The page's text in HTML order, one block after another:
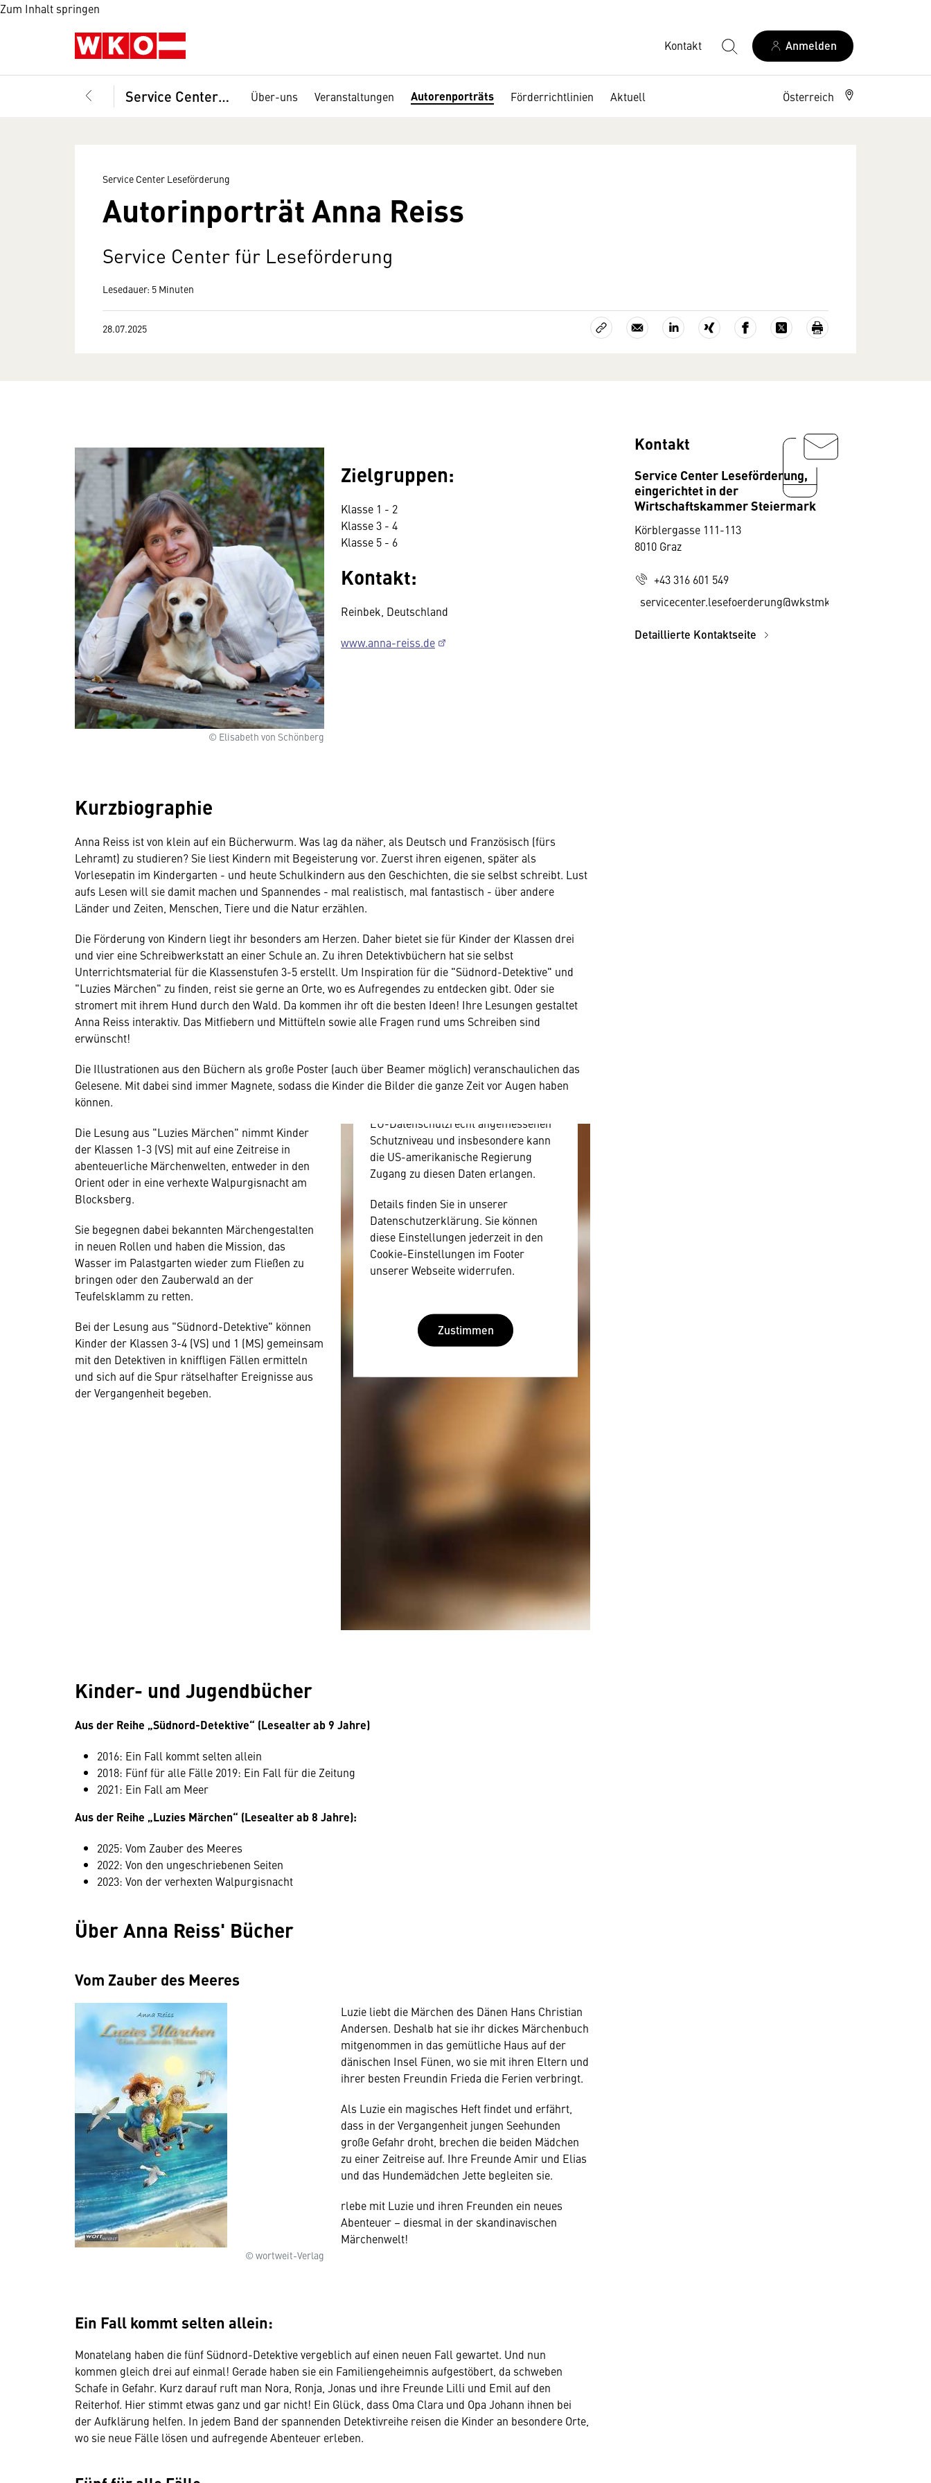
Zum Inhalt springen
Kontakt Anmelden
Service Center Leseförderung Über-uns Veranstaltungen Autorenporträts Förderrichtlinien Aktuell Österreich
Service Center Leseförderung
Autorinporträt Anna Reiss
Service Center für Leseförderung
Lesedauer: 5 Minuten
28.07.2025
© Elisabeth von Schönberg
Zielgruppen:
Klasse 1 - 2
Klasse 3 - 4
Klasse 5 - 6
Kontakt:
Reinbek, Deutschland
www.anna-reiss.de
Kurzbiographie
Anna Reiss ist von klein auf ein Bücherwurm. Was lag da näher, als Deutsch und Französisch (fürs
Lehramt) zu studieren? Sie liest Kindern mit Begeisterung vor. Zuerst ihren eigenen, später als
Vorlesepatin im Kindergarten - und heute Schulkindern aus den Geschichten, die sie selbst schreibt. Lust
aufs Lesen will sie damit machen und Spannendes - mal realistisch, mal fantastisch - über andere
Länder und Zeiten, Menschen, Tiere und die Natur erzählen.
Die Förderung von Kindern liegt ihr besonders am Herzen. Daher bietet sie für Kinder der Klassen drei
und vier eine Schreibwerkstatt an einer Schule an. Zu ihren Detektivbüchern hat sie selbst
Unterrichtsmaterial für die Klassenstufen 3-5 erstellt. Um Inspiration für die "Südnord-Detektive" und
"Luzies Märchen" zu finden, reist sie gerne an Orte, wo es Aufregendes zu entdecken gibt. Oder sie
stromert mit ihrem Hund durch den Wald. Da kommen ihr oft die besten Ideen! Ihre Lesungen gestaltet
Anna Reiss interaktiv. Das Mitfiebern und Mittüfteln sowie alle Fragen rund ums Schreiben sind
erwünscht!
Die Illustrationen aus den Büchern als große Poster (auch über Beamer möglich) veranschaulichen das
Gelesene. Mit dabei sind immer Magnete, sodass die Kinder die Bilder die ganze Zeit vor Augen haben
können.
Die Lesung aus "Luzies Märchen" nimmt Kinder
der Klassen 1-3 (VS) mit auf eine Zeitreise in
abenteuerliche Märchenwelten, entweder in den
Orient oder in eine verhexte Walpurgisnacht am
Blocksberg.
Sie begegnen dabei bekannten Märchengestalten
in neuen Rollen und haben die Mission, das
Wasser im Palastgarten wieder zum Fließen zu
bringen oder den Zauberwald an der
Teufelsklamm zu retten.
Bei der Lesung aus "Südnord-Detektive" können
Kinder der Klassen 3-4 (VS) und 1 (MS) gemeinsam
mit den Detektiven in kniffligen Fällen ermitteln
und sich auf die Spur rätselhafter Ereignisse aus
der Vergangenheit begeben.
Zustimmung
Hier würden wir Ihnen gerne einen
externen Inhalt anzeigen. Dafür
benötigen wir allerdings Ihre
Zustimmung, da Ihr Browser
mitunter mit US-amerikanischen
Anbietern austauscht.
EU-Datenschutzrecht angemessenen
Schutzniveau und insbesondere kann
die US-amerikanische Regierung
Zugang zu diesen Daten erlangen.
Details finden Sie in unserer
Datenschutzerklärung. Sie können
diese Einstellungen jederzeit in den
Cookie-Einstellungen im Footer
unserer Webseite widerrufen.
Zustimmen
Kinder- und Jugendbücher
Aus der Reihe „Südnord-Detektive“ (Lesealter ab 9 Jahre)
2016: Ein Fall kommt selten allein
2018: Fünf für alle Fälle 2019: Ein Fall für die Zeitung
2021: Ein Fall am Meer
Aus der Reihe „Luzies Märchen“ (Lesealter ab 8 Jahre):
2025: Vom Zauber des Meeres
2022: Von den ungeschriebenen Seiten
2023: Von der verhexten Walpurgisnacht
Über Anna Reiss' Bücher
Vom Zauber des Meeres
© wortweit-Verlag
Luzie liebt die Märchen des Dänen Hans Christian
Andersen. Deshalb hat sie ihr dickes Märchenbuch
mitgenommen in das gemütliche Haus auf der
dänischen Insel Fünen, wo sie mit ihren Eltern und
ihrer besten Freundin Frieda die Ferien verbringt.
Als Luzie ein magisches Heft findet und erfährt,
dass in der Vergangenheit jungen Seehunden
große Gefahr droht, brechen die beiden Mädchen
zu einer Zeitreise auf. Ihre Freunde Amir und Elias
und das Hundemädchen Jette begleiten sie.
rlebe mit Luzie und ihren Freunden ein neues
Abenteuer – diesmal in der skandinavischen
Märchenwelt!
Ein Fall kommt selten allein:
Monatelang haben die fünf Südnord-Detektive vergeblich auf einen neuen Fall gewartet. Und nun
kommen gleich drei auf einmal! Gerade haben sie ein Familiengeheimnis aufgestöbert, da schweben
Schafe in Gefahr. Kurz darauf ruft man Nora, Ronja, Jonas und ihre Freunde Lilli und Emil auf den
Reiterhof. Hier stimmt etwas ganz und gar nicht! Ein Glück, dass Oma Clara und Opa Johann ihnen bei
der Aufklärung helfen. In jedem Band der spannenden Detektivreihe reisen die Kinder an besondere Orte,
wo sie neue Fälle lösen und aufregende Abenteuer erleben.
Kontakt
Service Center Leseförderung,
eingerichtet in der
Wirtschaftskammer Steiermark
Körblergasse 111-113
8010 Graz
+43 316 601 549
servicecenter.lesefoerderung@wkstmk.at
Detaillierte Kontaktseite